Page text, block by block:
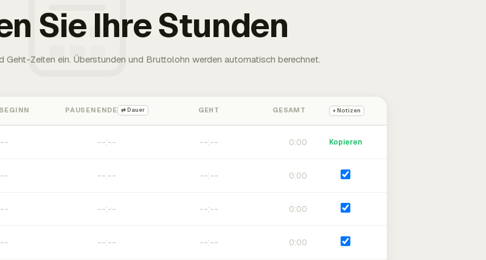
Sie Ihre Stunden
Geht-Zeiten ein. Überstunden und Bruttolohn werden automatisch berechnet.
PAUSENENDE ⇄ Dauer GEHT GESAMT + Notizen
0:00 Kopieren
0:00
0:00
0:00